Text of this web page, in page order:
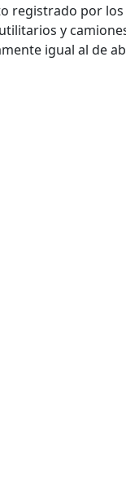
registrado por
y
igual al de